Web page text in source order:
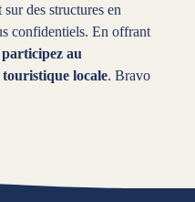
des structures en
confidentiels. En offrant
au
touristique locale. Bravo